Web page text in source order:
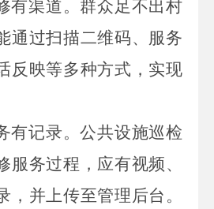
有渠道。 群众足不出村
通过扫描二维码、服务
反映等多种方式，实现
有记录。公共设施巡检
服务过程，应有视频、
，并上传至管理后台。